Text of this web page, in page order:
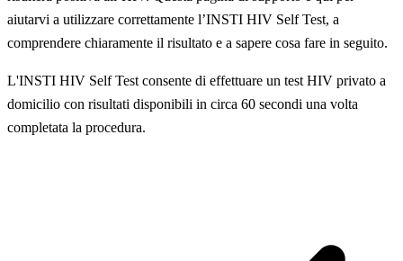
aiutarvi a utilizzare correttamente l’INSTI HIV Self Test, a
comprendere chiaramente il risultato e a sapere cosa fare in seguito.
L'INSTI HIV Self Test consente di effettuare un test HIV privato a
domicilio con risultati disponibili in circa 60 secondi una volta
completata la procedura.